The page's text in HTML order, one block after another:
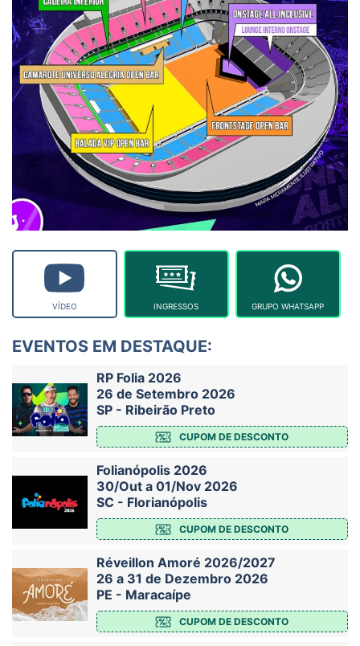
VÍDEO INGRESSOS GRUPO WHATSAPP
EVENTOS EM DESTAQUE:
RP Folia 2026
26 de Setembro 2026
SP - Ribeirão Preto
CUPOM DE DESCONTO
Folianópolis 2026
30/Out a 01/Nov 2026
SC - Florianópolis
CUPOM DE DESCONTO
Réveillon Amoré 2026/2027
26 a 31 de Dezembro 2026
PE - Maracaípe
CUPOM DE DESCONTO